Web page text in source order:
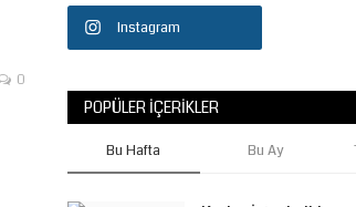
0
Instagram
POPÜLER İÇERIKLER
Bu Hafta Bu Ay